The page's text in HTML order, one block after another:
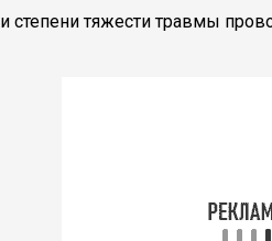
и степени тяжести травмы